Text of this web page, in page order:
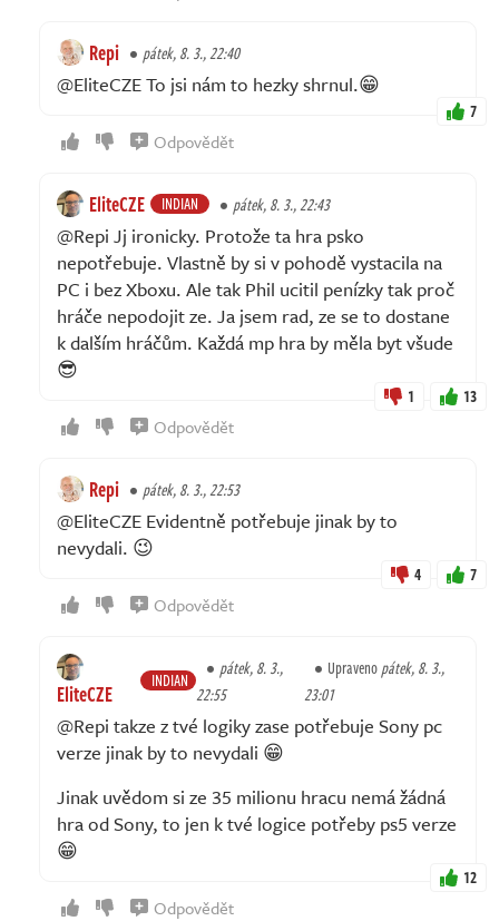
Repi pátek, 8. 3., 22:40
@EliteCZE To jsi nám to hezky shrnul.😁
7
Odpovědět
EliteCZE INDIAN pátek, 8. 3., 22:43
@Repi Jj ironicky. Protože ta hra psko
nepotřebuje. Vlastně by si v pohodě vystacila na
PC i bez Xboxu. Ale tak Phil ucitil penízky tak proč
hráče nepodojit ze. Ja jsem rad, ze se to dostane
k dalším hráčům. Každá mp hra by měla byt všude
😎
1 13
Odpovědět
Repi pátek, 8. 3., 22:53
@EliteCZE Evidentně potřebuje jinak by to
nevydali. 😉
4 7
Odpovědět
EliteCZE INDIAN
pátek, 8. 3.,
22:55
Upravenopátek, 8. 3.,
23:01
@Repi takze z tvé logiky zase potřebuje Sony pc
verze jinak by to nevydali 😁
Jinak uvědom si ze 35 milionu hracu nemá žádná
hra od Sony, to jen k tvé logice potřeby ps5 verze
😁
12
Odpovědět